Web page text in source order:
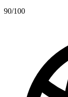
90/100